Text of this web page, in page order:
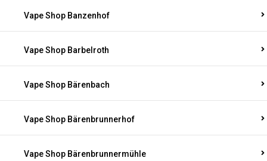
Vape Shop Banzenhof
Vape Shop Barbelroth
Vape Shop Bärenbach
Vape Shop Bärenbrunnerhof
Vape Shop Bärenbrunnermühle